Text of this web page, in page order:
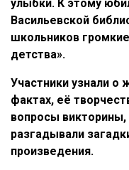
улыбки. К этому
Васильевской
школьников
детства».
Участники узнали о
фактах, её
вопросы
разгадывали
произведения.